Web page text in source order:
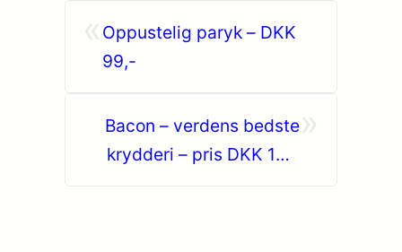
Oppustelig paryk – DKK
99,-
Bacon – verdens bedste
krydderi – pris DKK 19 –